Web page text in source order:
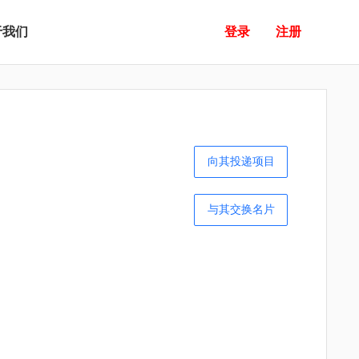
们 登录 注册
向其投递项目
与其交换名片